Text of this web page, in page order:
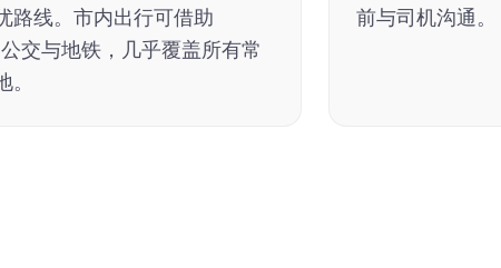
路线。市内出行可借助
公交与地铁，几乎覆盖所有常
。
前与司机沟通。